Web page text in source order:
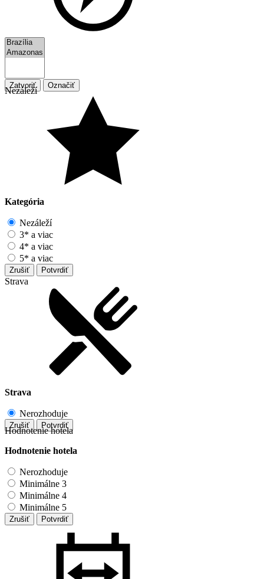
Zatvoriť Označiť
Nezáleží
Kategória
Nezáleží
3* a viac
4* a viac
5* a viac
Zrušiť Potvrdiť
Strava
Strava
Nerozhoduje
Zrušiť Potvrdiť
Hodnotenie hotela
Hodnotenie hotela
Nerozhoduje
Minimálne 3
Minimálne 4
Minimálne 5
Zrušiť Potvrdiť